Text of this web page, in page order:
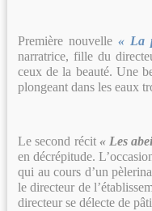
Première nouvelle« La
narratrice, fille du
ceux de la beauté. Une
plongeant dans les eaux
Le second récit « Les
en décrépitude.
qui au cours d’un
le directeur de
directeur se délecte de